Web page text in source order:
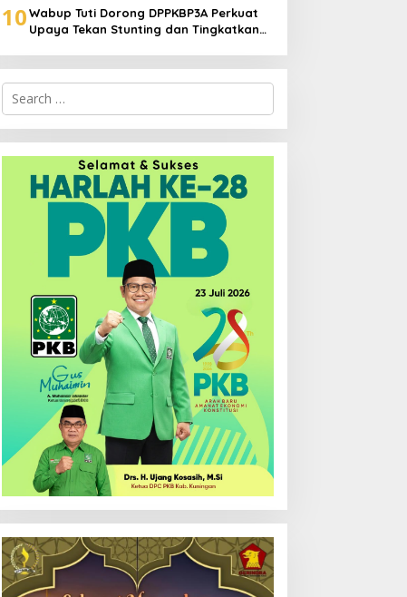
10Wabup Tuti Dorong DPPKBP3A Perkuat
Upaya Tekan Stunting dan Tingkatkan
Search
for: